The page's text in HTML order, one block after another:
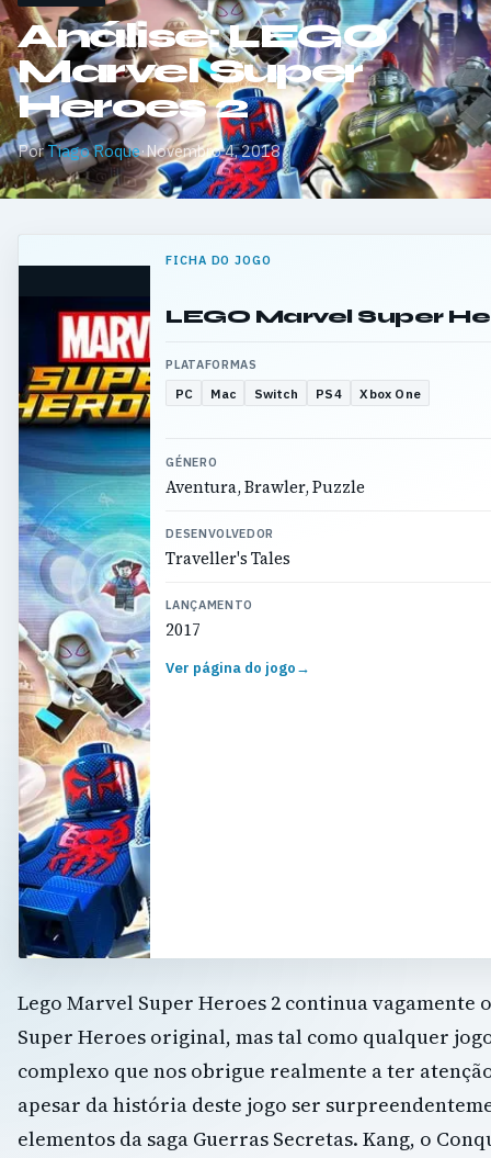
Análise: LEGO
Marvel Super
Heroes 2
PorTiago Roque·Novembro 4, 2018
FICHA DO JOGO
LEGO Marvel Super
PLATAFORMAS
PC Mac Switch PS4 Xbox One
GÉNERO
Aventura, Brawler, Puzzle
DESENVOLVEDOR
Traveller's Tales
LANÇAMENTO
2017
Ver página do jogo→
Lego Marvel Super Heroes 2 continua vagamente
Super Heroes original, mas tal como qualquer
complexo que nos obrigue realmente a ter
apesar da história deste jogo ser
elementos da saga Guerras Secretas. Kang, o